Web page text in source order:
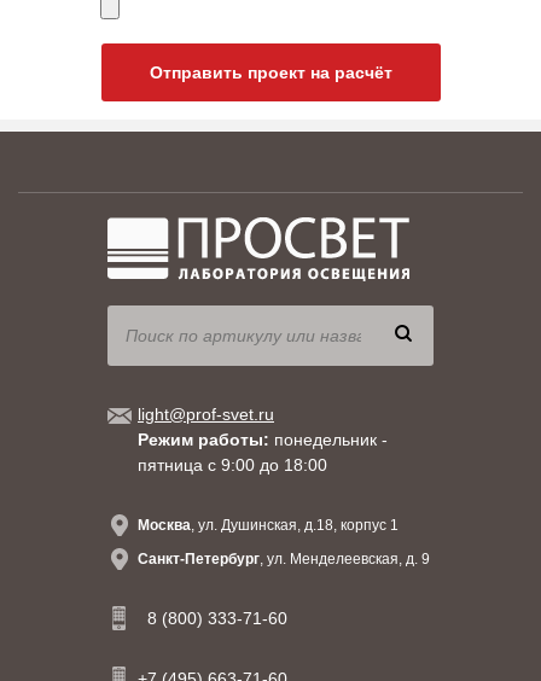
Отправить проект на расчёт
light@prof-svet.ru
Режим работы: понедельник -
пятница с 9:00 до 18:00
Москва, ул. Душинская, д.18, корпус 1
Санкт-Петербург, ул. Менделеевская, д. 9
8 (800) 333-71-60